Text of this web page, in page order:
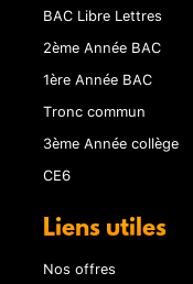
BAC Libre Lettres
2ème Année BAC
1ère Année BAC
Tronc commun
3ème Année collège
CE6
Liens utiles
Nos offres